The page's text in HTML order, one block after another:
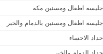
جليسة اطفال ومسنين مكة
جليسه اطفال ومسنين بالدمام والخبر
حداد الاحساء